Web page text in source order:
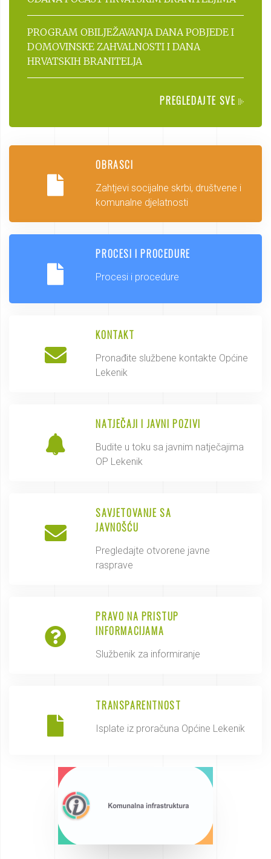
PROGRAM OBILJEŽAVANJA DANA POBJEDE I
DOMOVINSKE ZAHVALNOSTI I DANA
HRVATSKIH BRANITELJA
PREGLEDAJTE SVE
OBRASCI
Zahtjevi socijalne skrbi, društvene i
komunalne djelatnosti
PROCESI I PROCEDURE
Procesi i procedure
KONTAKT
Pronađite službene kontakte Općine
Lekenik
NATJEČAJI I JAVNI POZIVI
Budite u toku sa javnim natječajima
OP Lekenik
SAVJETOVANJE SA
JAVNOŠĆU
Pregledajte otvorene javne
rasprave
PRAVO NA PRISTUP
INFORMACIJAMA
Službenik za informiranje
TRANSPARENTNOST
Isplate iz proračuna Općine Lekenik